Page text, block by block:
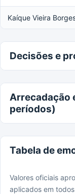
Kaíque Vieira
Decisões e
Arrecadação
períodos)
Tabela de
Valores oficiais
aplicados em